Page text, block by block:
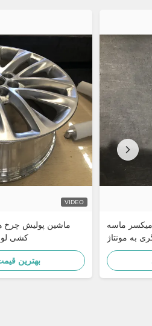
VIDEO
ماشین پولیش چرخ
کشی
بهترین
میکسر ماسه
به مونتاژ